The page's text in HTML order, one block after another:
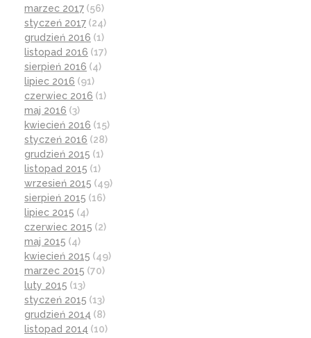
marzec 2017 (56)
styczeń 2017 (24)
grudzień 2016 (1)
listopad 2016 (17)
sierpień 2016 (4)
lipiec 2016 (91)
czerwiec 2016 (1)
maj 2016 (3)
kwiecień 2016 (15)
styczeń 2016 (28)
grudzień 2015 (1)
listopad 2015 (1)
wrzesień 2015 (49)
sierpień 2015 (16)
lipiec 2015 (4)
czerwiec 2015 (2)
maj 2015 (4)
kwiecień 2015 (49)
marzec 2015 (70)
luty 2015 (13)
styczeń 2015 (13)
grudzień 2014 (8)
listopad 2014 (10)